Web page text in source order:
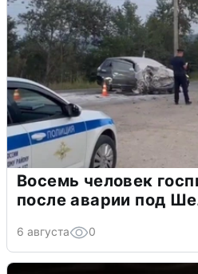
Восемь человек
после аварии под
6 августа 0